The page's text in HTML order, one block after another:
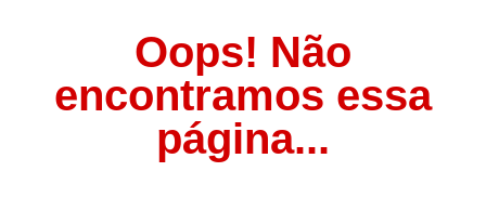
Oops! Não
encontramos essa
página...